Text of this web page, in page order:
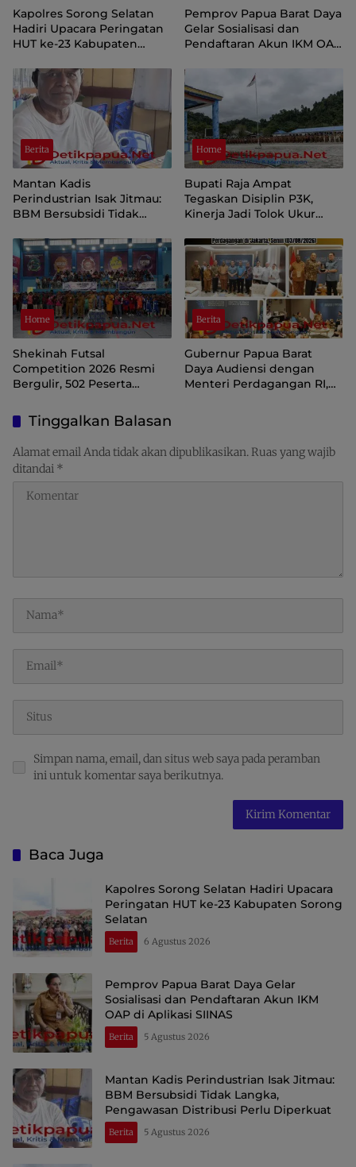
Kapolres Sorong Selatan
Hadiri Upacara Peringatan
HUT ke-23 Kabupaten
Pemprov Papua Barat Daya
Gelar Sosialisasi dan
Pendaftaran Akun IKM OAP
Berita
Mantan Kadis
Perindustrian Isak Jitmau:
BBM Bersubsidi Tidak
Distribusi Perlu Diperkuat
Home
Bupati Raja Ampat
Tegaskan Disiplin P3K,
Kinerja Jadi Tolok Ukur
Home
Shekinah Futsal
Competition 2026 Resmi
Bergulir, 502 Peserta
Pembinaan Generasi Muda
Raja Ampat
Berita
Gubernur Papua Barat
Daya Audiensi dengan
Menteri Perdagangan RI,
Indonesia
Tinggalkan Balasan
Alamat email Anda tidak akan dipublikasikan. Ruas yang wajib
ditandai *
Simpan nama, email, dan situs web saya pada peramban
ini untuk komentar saya berikutnya.
Baca Juga
Kapolres Sorong Selatan Hadiri Upacara
Peringatan HUT ke-23 Kabupaten Sorong
Selatan
Berita 6 Agustus 2026
Pemprov Papua Barat Daya Gelar
Sosialisasi dan Pendaftaran Akun IKM
OAP di Aplikasi SIINAS
Berita 5 Agustus 2026
Mantan Kadis Perindustrian Isak Jitmau:
BBM Bersubsidi Tidak Langka,
Pengawasan Distribusi Perlu Diperkuat
Berita 5 Agustus 2026